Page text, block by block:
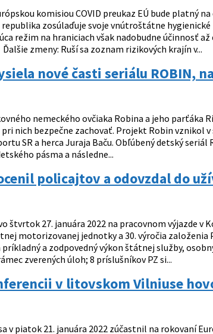
komisiou COVID preukaz EÚ bude platný
zosúlaďuje svoje vnútroštátne
režim na hraniciach však nadobudne účinnosť
zmeny: Ruší sa zoznam rizikových krajín v...
nové časti seriálu ROBIN,
nemeckého ovčiaka Robina a jeho parťáka
nich bezpečne zachovať. Projekt Robin vznikol
SR a herca Juraja Baču. Obľúbený detský seriál
pásma a následne...
policajtov a odovzdal do
štvrtok 27. januára 2022 na pracovnom výjazde v
motorizovanej jednotky a 30. výročia
a zodpovedný výkon štátnej služby,
zverených úloh; 8 príslušníkov PZ si...
v litovskom Vilniuse
v piatok 21. januára 2022 zúčastnil na rokovaní